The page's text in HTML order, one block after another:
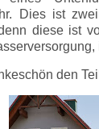
Dies ist
diese ist
den